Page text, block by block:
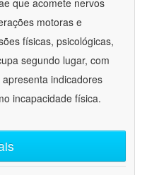
que acomete nervos
motoras e
físicas, psicológicas,
segundo lugar, com
indicadores
incapacidade física.